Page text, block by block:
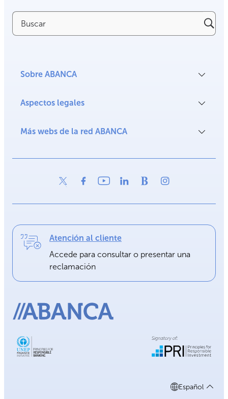
Buscar
Sobre ABANCA
Aspectos legales
Más webs de la red ABANCA
Atención al cliente
Accede para consultar o presentar una
reclamación
Español